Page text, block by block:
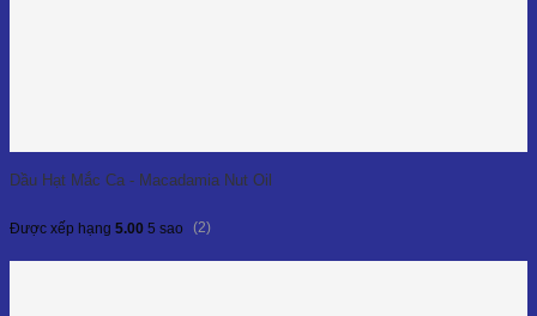
Dầu Hạt Mắc Ca - Macadamia Nut Oil
Được xếp hạng 5.00 5 sao (2)